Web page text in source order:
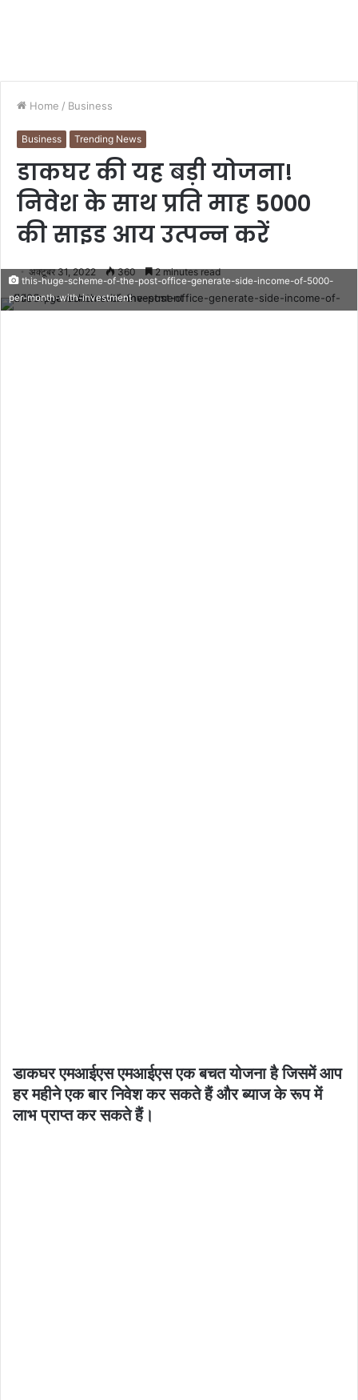
Home / Business
Business Trending News
डाकघर की यह बड़ी योजना!
निवेश के साथ प्रति माह 5000
की साइड आय उत्पन्न करें
अक्टूबर 31, 2022 360 2 minutes read
this-huge-scheme-of-the-post-office-generate-side-income-of-5000-
per-month-with-investment
डाकघर एमआईएस एमआईएस एक बचत योजना है जिसमें आप
हर महीने एक बार निवेश कर सकते हैं और ब्याज के रूप में
लाभ प्राप्त कर सकते हैं।